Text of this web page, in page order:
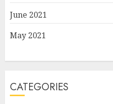
June 2021
May 2021
CATEGORIES